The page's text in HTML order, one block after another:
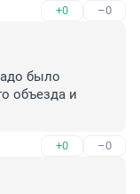
+0 –0
было
объезда и
+0 –0